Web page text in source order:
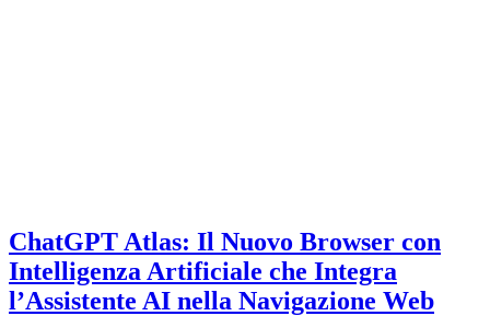
ChatGPT Atlas: Il Nuovo Browser con
Intelligenza Artificiale che Integra
l’Assistente AI nella Navigazione Web